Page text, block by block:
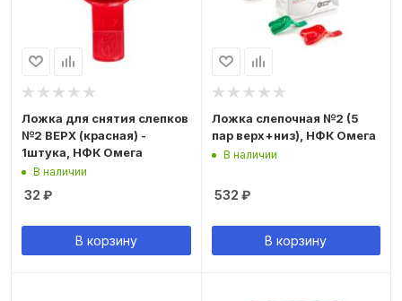
Ложка для снятия слепков
№2 ВЕРХ (красная) -
1штука, НФК Омега
В наличии
32 ₽
В корзину
Ложка слепочная №2 (5
пар верх+низ), НФК Омега
В наличии
532 ₽
В корзину